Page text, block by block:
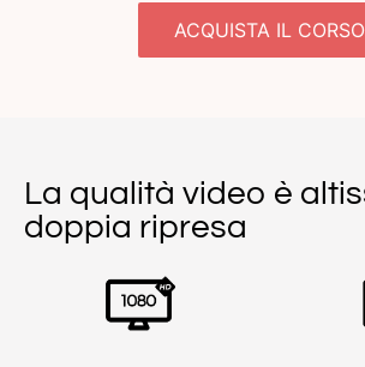
ACQUISTA IL CORSO
La qualità video è
doppia ripresa